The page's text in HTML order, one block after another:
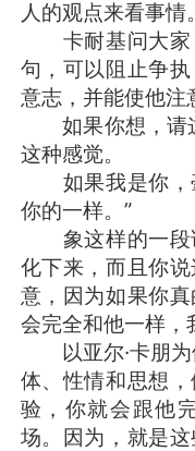
人的观点来看事情
卡耐基问大家
句，可以阻止争
意志，并能使他注
如果你想，请
这种感觉。
如果我是你，
你的一样。”
象这样的一段
化下来，而且你
意，因为如果你
会完全和他一样，
以亚尔·卡朋为
体、性情和思想
验，你就会跟他
场。因为，就是